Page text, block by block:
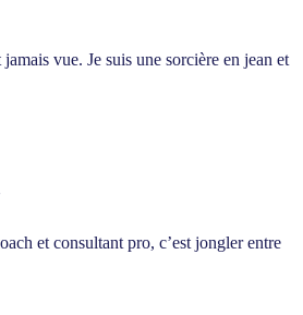
vue. Je suis une sorcière en jean et
et consultant pro, c’est jongler entre